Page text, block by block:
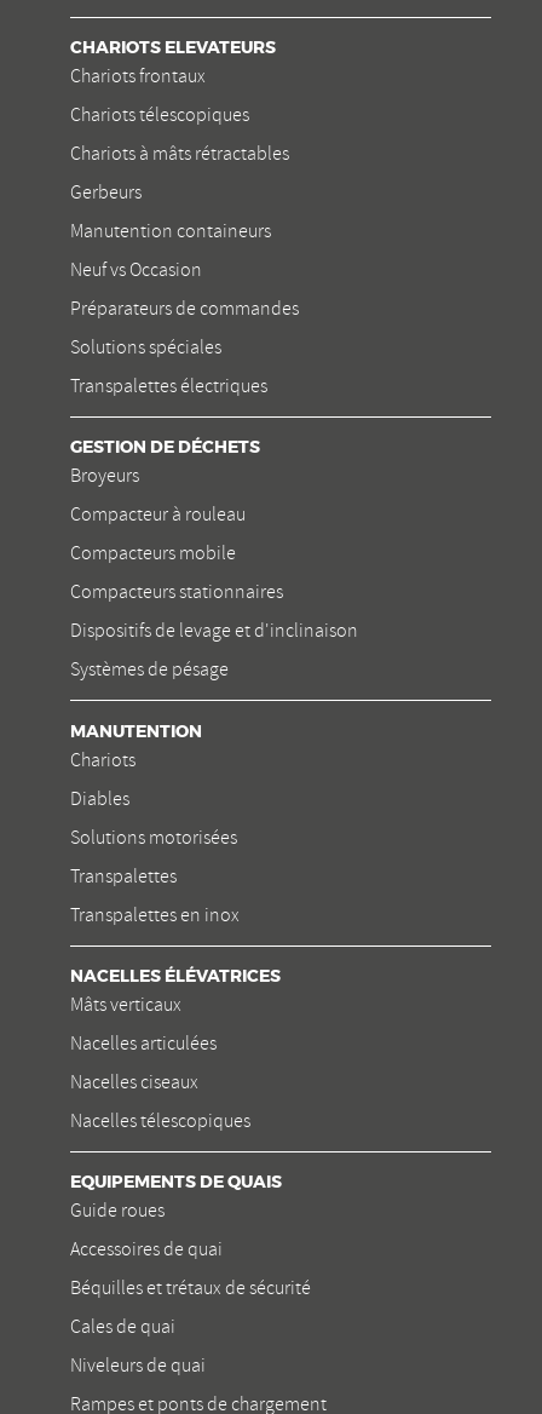
CHARIOTS ELEVATEURS
Chariots frontaux
Chariots télescopiques
Chariots à mâts rétractables
Gerbeurs
Manutention containeurs
Neuf vs Occasion
Préparateurs de commandes
Solutions spéciales
Transpalettes électriques
GESTION DE DÉCHETS
Broyeurs
Compacteur à rouleau
Compacteurs mobile
Compacteurs stationnaires
Dispositifs de levage et d'inclinaison
Systèmes de pésage
MANUTENTION
Chariots
Diables
Solutions motorisées
Transpalettes
Transpalettes en inox
NACELLES ÉLÉVATRICES
Mâts verticaux
Nacelles articulées
Nacelles ciseaux
Nacelles télescopiques
EQUIPEMENTS DE QUAIS
Guide roues
Accessoires de quai
Béquilles et trétaux de sécurité
Cales de quai
Niveleurs de quai
Rampes et ponts de chargement